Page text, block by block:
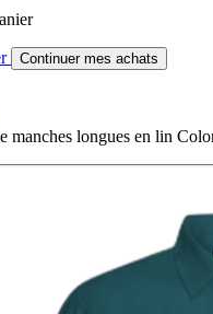
Continuer mes achats
manches longues en lin